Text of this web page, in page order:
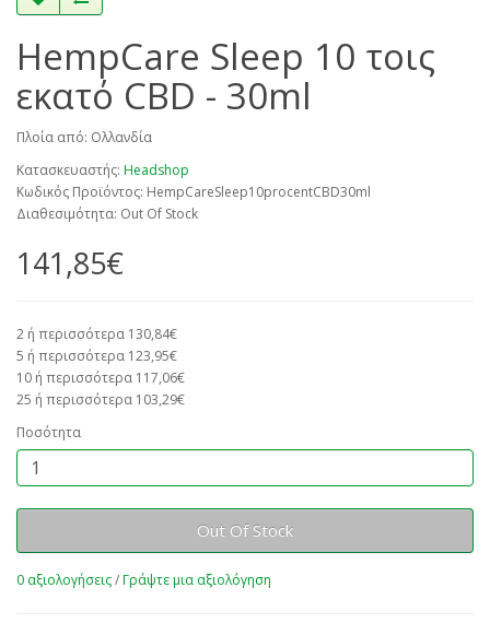
HempCare Sleep 10 τοις
εκατό CBD - 30ml
Πλοία από: Ολλανδία
Κατασκευαστής: Headshop
Κωδικός Προϊόντος: HempCareSleep10procentCBD30ml
Διαθεσιμότητα: Out Of Stock
141,85€
2 ή περισσότερα 130,84€
5 ή περισσότερα 123,95€
10 ή περισσότερα 117,06€
25 ή περισσότερα 103,29€
Ποσότητα
Out Of Stock
0 αξιολογήσεις/Γράψτε μια αξιολόγηση